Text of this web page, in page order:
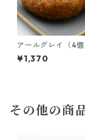
アールグレイ（4個
¥1,370
その他の商